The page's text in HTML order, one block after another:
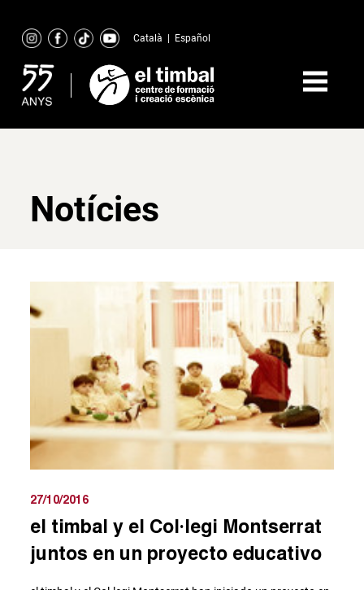
content
Català Español
Notícies
27/10/2016
el timbal y el Col·legi Montserrat
juntos en un proyecto educativo